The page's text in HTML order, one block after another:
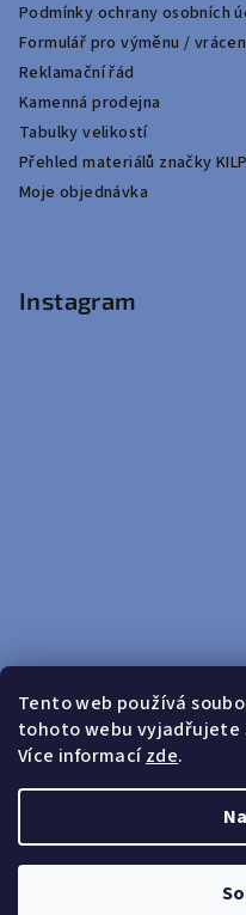
Tento web používá
tohoto webu vyjadřujete
Více informacízde.
Podmínky ochrany osobních
Formulář pro výměnu /
Reklamační řád
Kamenná prodejna
Tabulky velikostí
Přehled materiálů značky
Moje objednávka
Instagram
Sledovat na
Doprava